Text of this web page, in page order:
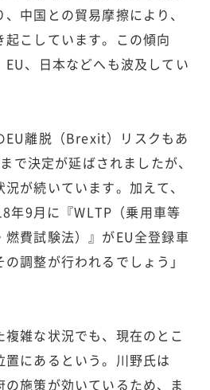
中国との貿易摩擦により、
こしています。この傾向
EU、日本などへも波及してい
離脱（Brexit）リスクもあ
で決定が延ばされましたが、
が続いています。加えて、
年9月に『WLTP（乗用車等
費試験法）』がEU全登録車
調整が行われるでしょう」
雑な状況でも、現在のとこ
にあるという。川野氏は
の施策が効いているため、ま